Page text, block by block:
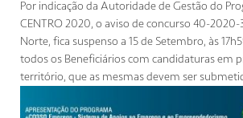
Por indicação da Autoridade de Gestão do
CENTRO 2020, o aviso de concurso 40-
Norte, fica suspenso a 15 de Setembro, às
todos os Beneficiários com candidaturas em
território, que as mesmas devem ser